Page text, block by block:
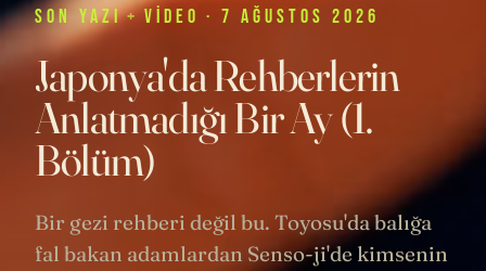
SON YAZI + VIDEO · 7 AĞUSTOS 2026
Japonya'da Rehberlerin
Anlatmadığı Bir Ay (1.
Bölüm)
Bir gezi rehberi değil bu. Toyosu'da balığa
fal bakan adamlardan Senso-ji'de kimsenin